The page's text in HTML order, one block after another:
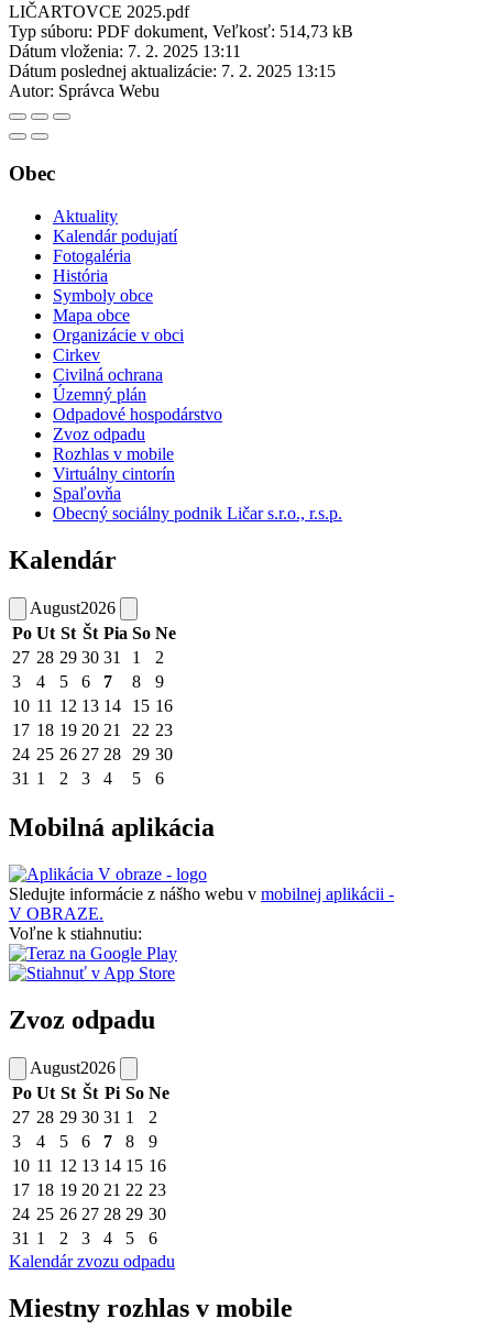
LIČARTOVCE 2025.pdf
Typ súboru: PDF dokument, Veľkosť: 514,73 kB
Dátum vloženia: 7. 2. 2025 13:11
Dátum poslednej aktualizácie: 7. 2. 2025 13:15
Autor: Správca Webu
Obec
Aktuality
Kalendár podujatí
Fotogaléria
História
Symboly obce
Mapa obce
Organizácie v obci
Cirkev
Civilná ochrana
Územný plán
Odpadové hospodárstvo
Zvoz odpadu
Rozhlas v mobile
Virtuálny cintorín
Spaľovňa
Obecný sociálny podnik Ličar s.r.o., r.s.p.
Kalendár
August2026
Po Ut St Št Pia So Ne
27 28 29 30 31 1
2
3
4 5 6 7 8
9
10 11 12 13 14 15 16
17 18 19 20 21 22 23
24 25 26 27 28 29 30
31 1 2 3 4 5 6
Mobilná aplikácia
Sledujte informácie z nášho webu v mobilnej aplikácii -
V OBRAZE.
Voľne k stiahnutiu:
Zvoz odpadu
August2026
Po Ut St Št Pi So Ne
27 28 29 30 31 1
2
3
4 5 6 7 8
9
10 11 12 13 14 15 16
17 18 19 20 21 22 23
24 25 26 27 28 29 30
31 1 2 3 4 5
6
Kalendár zvozu odpadu
Miestny rozhlas v mobile